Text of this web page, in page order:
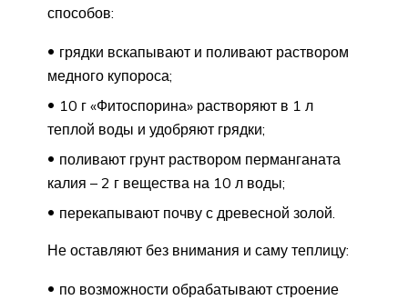
способов:
грядки вскапывают и поливают раствором
медного купороса;
10 г «Фитоспорина» растворяют в 1 л
теплой воды и удобряют грядки;
поливают грунт раствором перманганата
калия – 2 г вещества на 10 л воды;
перекапывают почву с древесной золой.
Не оставляют без внимания и саму теплицу:
по возможности обрабатывают строение